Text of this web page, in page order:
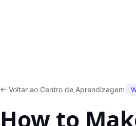
← Voltar ao Centro de Aprendizagem
How to